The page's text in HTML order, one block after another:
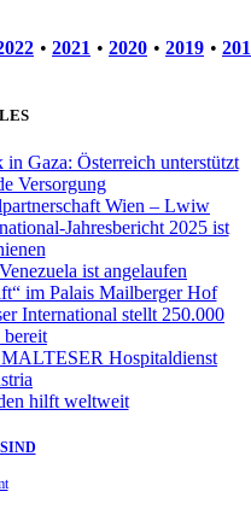
• 2021 • 2020 • 2019 •
Gaza: Österreich unterstützt
Versorgung
Wien – Lwiw
Jahresbericht 2025 ist
ist angelaufen
im Palais Mailberger Hof
International stellt 250.000
Hospitaldienst
hilft weltweit